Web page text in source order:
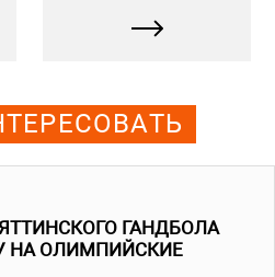
ГАНДБОЛА
НА ОЛИМПИЙСКИЕ